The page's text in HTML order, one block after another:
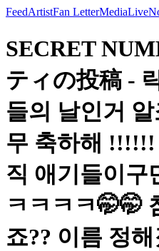
FeedArtistFan LetterMediaLive
SECRET
ティの投稿 -
들의 날인거
무 축하해 !!!!!!
직 애기들이구
ㅋㅋㅋㅋ🤭🤭
죠?? 이름 정